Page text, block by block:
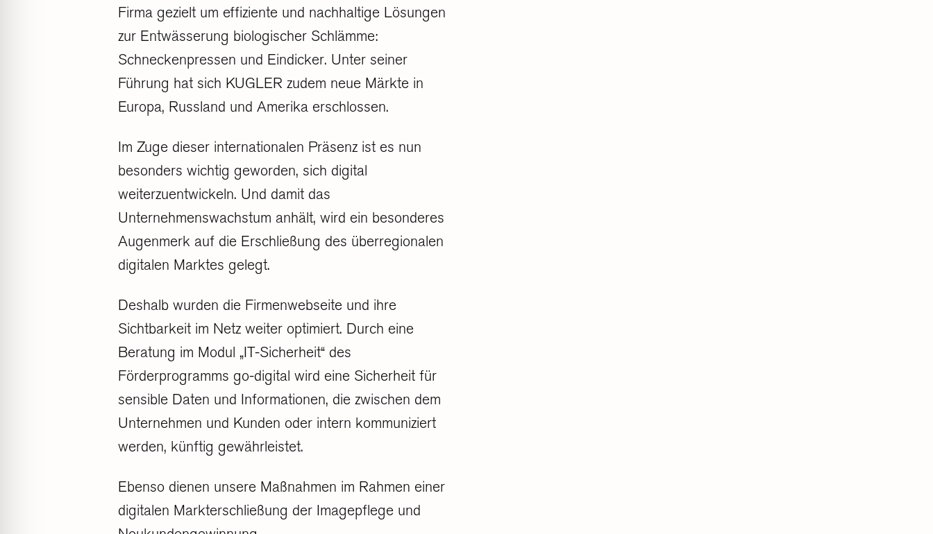
Firma gezielt um effiziente und nachhaltige Lösungen
zur Entwässerung biologischer Schlämme:
Schneckenpressen und Eindicker. Unter seiner
Führung hat sich KUGLER zudem neue Märkte in
Europa, Russland und Amerika erschlossen.
Im Zuge dieser internationalen Präsenz ist es nun
besonders wichtig geworden, sich digital
weiterzuentwickeln. Und damit das
Unternehmenswachstum anhält, wird ein besonderes
Augenmerk auf die Erschließung des überregionalen
digitalen Marktes gelegt.
Deshalb wurden die Firmenwebseite und ihre
Sichtbarkeit im Netz weiter optimiert. Durch eine
Beratung im Modul „IT-Sicherheit“ des
Förderprogramms go-digital wird eine Sicherheit für
sensible Daten und Informationen, die zwischen dem
Unternehmen und Kunden oder intern kommuniziert
werden, künftig gewährleistet.
Ebenso dienen unsere Maßnahmen im Rahmen einer
digitalen Markterschließung der Imagepflege und